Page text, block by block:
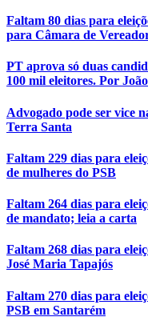
Faltam 80 dias para
para Câmara de
PT aprova só duas
100 mil eleitores. Por
Advogado pode ser vice
Terra Santa
Faltam 229 dias para
de mulheres do PSB
Faltam 264 dias para
de mandato; leia a carta
Faltam 268 dias para
José Maria Tapajós
Faltam 270 dias para
PSB em Santarém